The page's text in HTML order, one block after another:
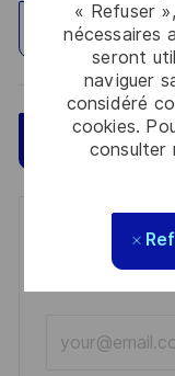
« Refuser
nécessaires
seront
naviguer
considéré
cookies.
consulter
Explorez un
Postulez
Get
Email